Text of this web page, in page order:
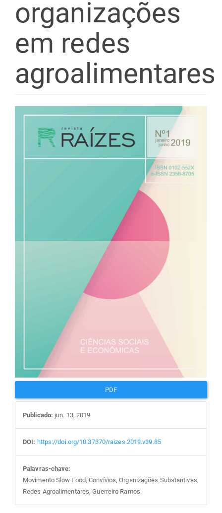
organizações
em redes
agroalimentares
Barra
lateral
de
PDF
Publicado: jun. 13, 2019
DOI: https://doi.org/10.37370/raizes.2019.v39.85
Palavras-chave:
Movimento Slow Food, Convívios, Organizações Substantivas,
Redes Agroalimentares, Guerreiro Ramos.